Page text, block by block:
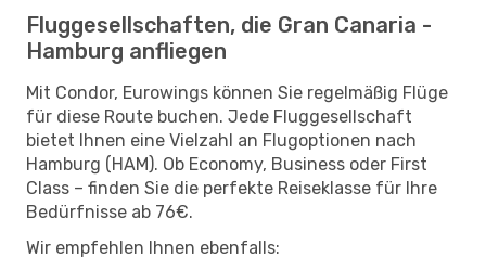
Fluggesellschaften, die Gran Canaria -
Hamburg anfliegen
Mit Condor, Eurowings können Sie regelmäßig Flüge
für diese Route buchen. Jede Fluggesellschaft
bietet Ihnen eine Vielzahl an Flugoptionen nach
Hamburg (HAM). Ob Economy, Business oder First
Class – finden Sie die perfekte Reiseklasse für Ihre
Bedürfnisse ab 76€.
Wir empfehlen Ihnen ebenfalls: